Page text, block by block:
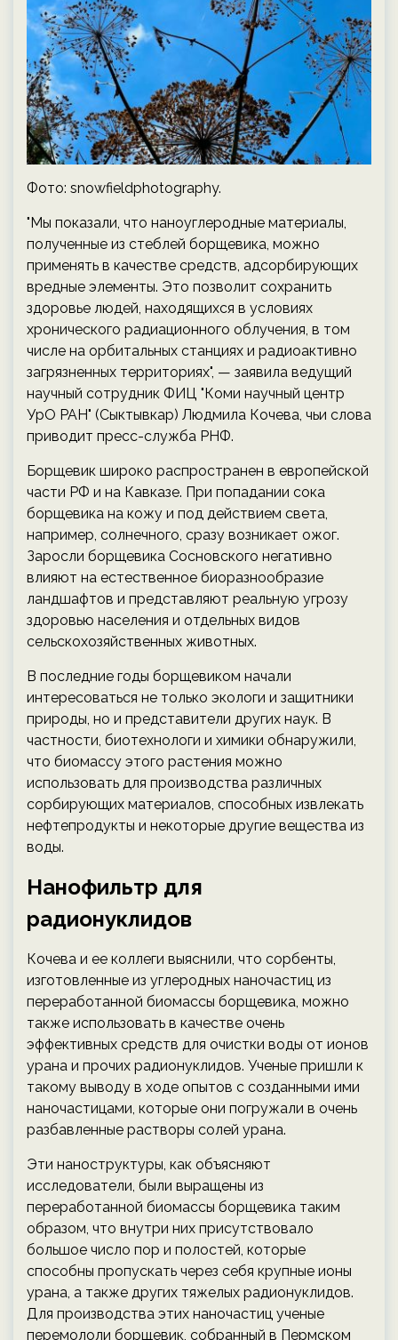
Фото: snowfieldphotography.
"Мы показали, что наноуглеродные материалы,
полученные из стеблей борщевика, можно
применять в качестве средств, адсорбирующих
вредные элементы. Это позволит сохранить
здоровье людей, находящихся в условиях
хронического радиационного облучения, в том
числе на орбитальных станциях и радиоактивно
загрязненных территориях", — заявила ведущий
научный сотрудник ФИЦ "Коми научный центр
УрО РАН" (Сыктывкар) Людмила Кочева, чьи слова
приводит пресс-служба РНФ.
Борщевик широко распространен в европейской
части РФ и на Кавказе. При попадании сока
борщевика на кожу и под действием света,
например, солнечного, сразу возникает ожог.
Заросли борщевика Сосновского негативно
влияют на естественное биоразнообразие
ландшафтов и представляют реальную угрозу
здоровью населения и отдельных видов
сельскохозяйственных животных.
В последние годы борщевиком начали
интересоваться не только экологи и защитники
природы, но и представители других наук. В
частности, биотехнологи и химики обнаружили,
что биомассу этого растения можно
использовать для производства различных
сорбирующих материалов, способных извлекать
нефтепродукты и некоторые другие вещества из
воды.
Нанофильтр для
радионуклидов
Кочева и ее коллеги выяснили, что сорбенты,
изготовленные из углеродных наночастиц из
переработанной биомассы борщевика, можно
также использовать в качестве очень
эффективных средств для очистки воды от ионов
урана и прочих радионуклидов. Ученые пришли к
такому выводу в ходе опытов с созданными ими
наночастицами, которые они погружали в очень
разбавленные растворы солей урана.
Эти наноструктуры, как объясняют
исследователи, были выращены из
переработанной биомассы борщевика таким
образом, что внутри них присутствовало
большое число пор и полостей, которые
способны пропускать через себя крупные ионы
урана, а также других тяжелых радионуклидов.
Для производства этих наночастиц ученые
перемололи борщевик, собранный в Пермском